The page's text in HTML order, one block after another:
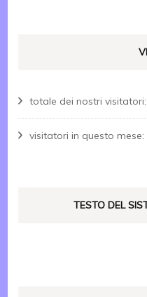
totale dei nostri visitatori:
visitatori in questo mese:
TESTO DEL